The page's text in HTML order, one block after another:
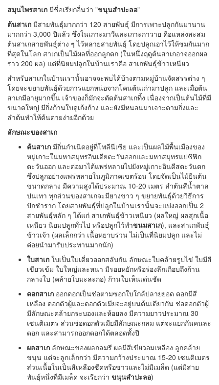
สมุนไพรสาเก มีชื่อเรียกอื่นว่า "ขนุนสำปะลอ"
ต้นสาเก มีสายพันธุ์มากกว่า 120 สายพันธุ์ มีการเพาะปลูกกันมานาน
มากกว่า 3,000 ปีแล้ว ซึ่งในเกาะมาวีและเกาะกาวาย คือแหล่งสะสม
ต้นสาเกสายพันธุ์ต่าง ๆ ไว้หลายสายพันธุ์ โดยปลูกเอาไว้ให้ชมกันมาก
ที่สุดในโลก สาเกเป็นไม้ผลที่ออกลูกดก (ในหนึ่งฤดูต้นสาเกอาจออกผล
ราว 200 ผล) แต่ที่นิยมปลูกในบ้านเราคือ สาเกพันธุ์ข้าวเหนียว
สำหรับสาเกในบ้านเรานั้นอาจจะพบได้บ้างตามหมู่บ้านจัดสรรต่าง ๆ
โดยจะขยายพันธุ์ด้วยการแยกหน่อจากโคนต้นเก่ามาปลูก และเมื่อต้น
สาเกมีอายุมากขึ้น เจ้าของก็มักจะตัดต้นสาเกทิ้ง เนื่องจากเป็นต้นไม้ที่มี
ขนาดใหญ่ มีกิ่งก้านใบดูเก้งก้าง และยังมีหนอนมาเจาะตามกิ่งและ
ลำต้นทำให้ต้นตายง่ายอีกด้วย
ลักษณะของสาเก
ต้นสาเก มีถิ่นกำเนิดอยู่ที่โพลีนีเซีย และเป็นผลไม้พื้นเมืองของ
หมู่เกาะในมหาสมุทรอินเดียตะวันออกและมหาสมุทรแปซิฟิก
ตะวันออก และต่อมาได้แพร่หลายไปยังหมู่เกาะอินดีสตะวันตก
ซึ่งปลูกอย่างแพร่หลายในภูมิภาคเขตร้อน โดยจัดเป็นไม้ยืนต้น
ขนาดกลาง มีความสูงได้ประมาณ 10-20 เมตร ลำต้นสีน้ำตาล
ปนเทา ทุกส่วนของสาเกจะมียางขาว ๆ ขยายพันธุ์ด้วยวิธีการ
ปักชำราก โดยสายพันธุ์ที่ปลูกในบ้านเรานั้นจะแบ่งออกเป็น 2
สายพันธุ์หลัก ๆ ได้แก่ สาเกพันธุ์ข้าวเหนียว (ผลใหญ่ ผลสุกเนื้อ
เหนียว นิยมปลูกทั่วไป หรือปลูกไว้ทำขนมสาเก), และสาเกพันธุ์
ข้าวเจ้า (ผลเล็กกว่า เนื้อหยาบร่วน ไม่เป็นที่นิยมปลูก และไม่
ค่อยนำมารับประทานมากนัก)
ใบสาเก ใบเป็นใบเดี่ยวออกสลับกัน ลักษณะใบคล้ายรูปไข่ ใบมีสี
เขียวเข้ม ใบใหญ่และหนา มีรอยหยักหรือร่องลึกเกือบถึงก้าน
กลางใบ (คล้ายใบมะละกอ) ก้านใบเห็นเด่นชัด
ดอกสาเก ออกดอกเป็นช่อตามซอกใบใกล้ปลายยอด ดอกมีสี
เหลือง ดอกตัวผู้และดอกตัวเมียจะอยู่บนต้นเดียวกัน ช่อดอกตัวผู้
มีลักษณะคล้ายกระบองและห้อยลง มีความยาวประมาณ 30
เซนติเมตร ส่วนช่อดอกตัวเมียมีลักษณะกลม แต่จะแยกกันคนละ
ดอก และสามารถออกดอกได้ตลอดทั้งปี
ผลสาเก ลักษณะของผลกลมรี ผลมีสีเขียวอมเหลือง ลูกคล้าย
ขนุน แต่จะลูกเล็กกว่า มีความกว้างประมาณ 15-20 เซนติเมตร
ส่วนเนื้อในเป็นสีเหลืองซีดหรือขาวและไม่มีเมล็ด (แต่มีสาย
พันธุ์หนึ่งที่มีเมล็ด จะเรียกว่า ขนุนสำปะลอ)